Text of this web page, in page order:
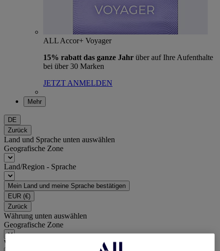
ALL Accor+ Voyager
15% rabatt das ganze Jahr über auf Ihre Aufenthalte
bei über 30 Marken
JETZT ANMELDEN
Mehr
DE
Zurück
Land und Sprache unten auswählen
Geografische Zone
Land/Region - Sprache
Mein Land und meine Sprache bestätigen
EUR (€)
Zurück
Währung unten auswählen
Geografische Zone
Währung